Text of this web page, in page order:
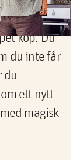
du köper
köp. Du
du inte får
du
ett nytt
magisk